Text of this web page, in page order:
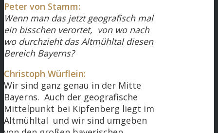
Peter von Stamm:
Wenn man das jetzt geografisch mal
ein bisschen verortet, von wo nach
wo durchzieht das Altmühltal diesen
Bereich Bayerns?
Christoph Würflein:
Wir sind ganz genau in der Mitte
Bayerns. Auch der geografische
Mittelpunkt bei Kipfenberg liegt im
Altmühltal und wir sind umgeben